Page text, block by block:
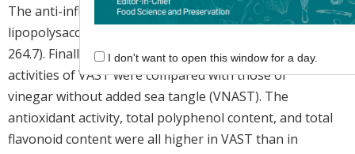
The anti-inflammatory activity was determined using
lipopolysaccharide (LPS) induced macrophage (RAW
264.7). Finally, the antioxidant and anti-inflammatory
activities of VAST were compared with those of
vinegar without added sea tangle (VNAST). The
antioxidant activity, total polyphenol content, and total
flavonoid content were all higher in VAST than in
I don't want to open this window for a day.